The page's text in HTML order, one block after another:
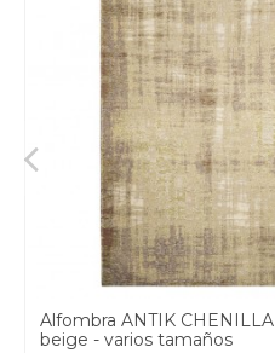
Alfombra ANTIK CHENILLA
beige - varios tamaños